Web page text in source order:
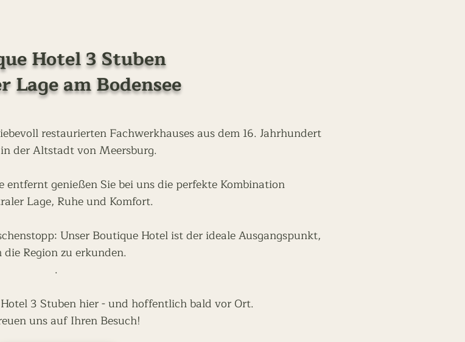
Hotel 3 Stuben
Lage am Bodensee
restaurierten Fachwerkhauses aus dem 16. Jahrhundert
der Altstadt von Meersburg.
entfernt genießen Sie bei uns die perfekte Kombination
Lage, Ruhe und Komfort.
Unser Boutique Hotel ist der ideale Ausgangspunkt,
die Region zu erkunden.
.
3 Stuben hier - und hoffentlich bald vor Ort.
uns auf Ihren Besuch!